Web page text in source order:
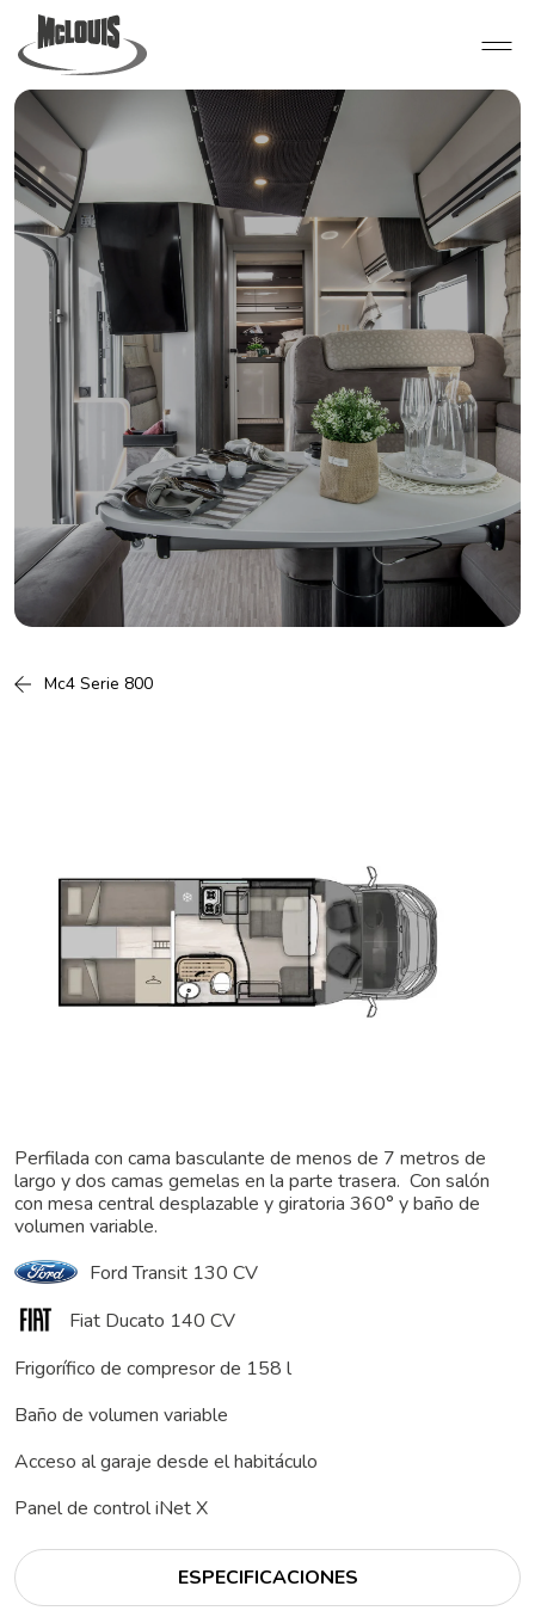
Mc4 Serie 800
Perfilada con cama basculante de menos de 7 metros de
largo y dos camas gemelas en la parte trasera. Con salón
con mesa central desplazable y giratoria 360° y baño de
volumen variable.
Ford Transit 130 CV
Fiat Ducato 140 CV
Frigorífico de compresor de 158 l
Baño de volumen variable
Acceso al garaje desde el habitáculo
Panel de control iNet X
ESPECIFICACIONES